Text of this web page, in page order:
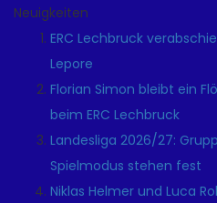
Neuigkeiten
ERC Lechbruck
Lepore
Florian Simon bleibt ein
beim ERC Lechbruck
Landesliga 2026/27:
Spielmodus stehen fest
Niklas Helmer und Luca